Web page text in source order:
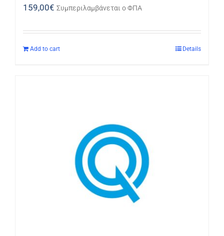
159,00€ Συμπεριλαμβάνεται ο ΦΠΑ
Add to cart Details